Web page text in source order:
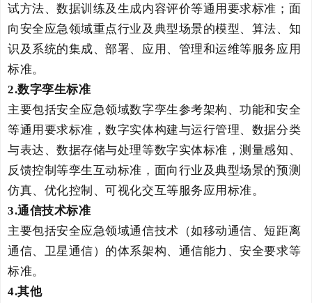
试方法、数据训练及生成内容评价等通用要求标准；面
向安全应急领域重点行业及典型场景的模型、算法、知
识及系统的集成、部署、应用、管理和运维等服务应用
标准。
2.数字孪生标准
主要包括安全应急领域数字孪生参考架构、功能和安全
等通用要求标准，数字实体构建与运行管理、数据分类
与表达、数据存储与处理等数字实体标准，测量感知、
反馈控制等孪生互动标准，面向行业及典型场景的预测
仿真、优化控制、可视化交互等服务应用标准。
3.通信技术标准
主要包括安全应急领域通信技术（如移动通信、短距离
通信、卫星通信）的体系架构、通信能力、安全要求等
标准。
4.其他